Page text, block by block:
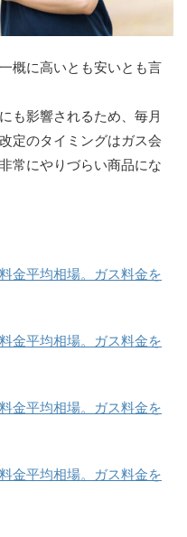
概に高いとも安いとも言
も影響されるため、毎月
定のタイミングはガス会
常にやりづらい商品にな
金平均相場。ガス料金を
金平均相場。ガス料金を
金平均相場。ガス料金を
金平均相場。ガス料金を